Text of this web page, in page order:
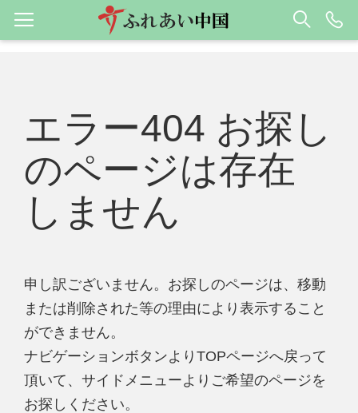
エラー404 お探し
のページは存在
しません
申し訳ございません。お探しのページは、移動
または削除された等の理由により表示すること
ができません。
ナビゲーションボタンよりTOPページへ戻って
頂いて、サイドメニューよりご希望のページを
お探しください。